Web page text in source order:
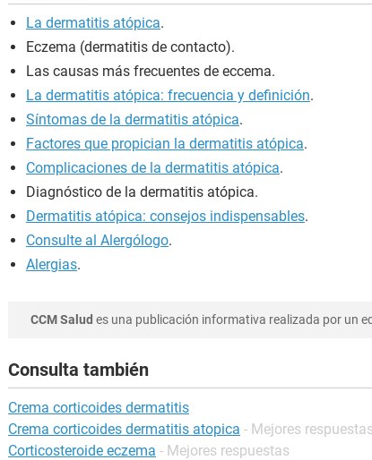
La dermatitis atópica.
Eczema (dermatitis de contacto).
Las causas más frecuentes de eccema.
La dermatitis atópica: frecuencia y definición.
Síntomas de la dermatitis atópica.
Factores que propician la dermatitis atópica.
Complicaciones de la dermatitis atópica.
Diagnóstico de la dermatitis atópica.
Dermatitis atópica: consejos indispensables.
Consulte al Alergólogo.
Alergias.
CCM Salud es una publicación informativa realizada por un
Consulta también
Crema corticoides dermatitis
Crema corticoides dermatitis atopica - Mejores respuestas
Corticosteroide eczema - Mejores respuestas